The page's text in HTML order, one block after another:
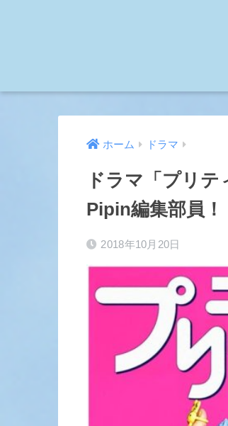
ホーム ドラマ
ドラマ「プリ
Pipin編集部員！
2018年10月20日